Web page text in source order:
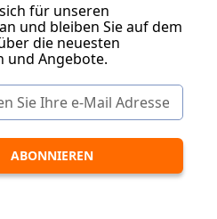
für unseren
und bleiben Sie auf dem
die neuesten
und Angebote.